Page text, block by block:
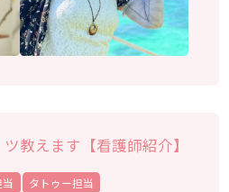
教えます【看護師紹介】
タトゥー担当